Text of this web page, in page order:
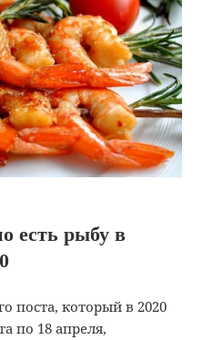
есть рыбу в
поста, который в 2020
по 18 апреля,